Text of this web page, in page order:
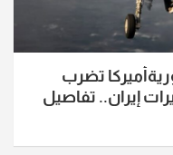
تضرب
إيران.. تفاصيل